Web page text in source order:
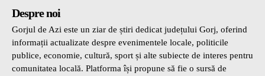
Despre noi
Gorjul de Azi este un ziar de știri dedicat județului Gorj, oferind
informații actualizate despre evenimentele locale, politicile
publice, economie, cultură, sport și alte subiecte de interes pentru
comunitatea locală. Platforma își propune să fie o sursă de